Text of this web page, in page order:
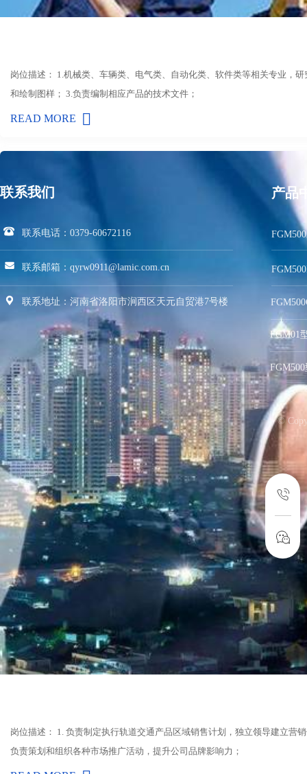
岗位描述： 1.机械类、车辆类、电气类、自动化类、软件类等相关专业，
和绘制图样； 3.负责编制相应产品的技术文件；
READ MORE
岗位描述： 1. 负责制定执行轨道交通产品区域销售计划，独立领导建立营
负责策划和组织各种市场推广活动，提升公司品牌影响力；
©
联系电话： 0379-60672116
联系邮箱：qyrw0911@lamic.com.cn
联系地址：河南省洛阳市涧西区天元自贸港7号楼
联系我们 产品
FGM01
支持 反馈 关注 数据